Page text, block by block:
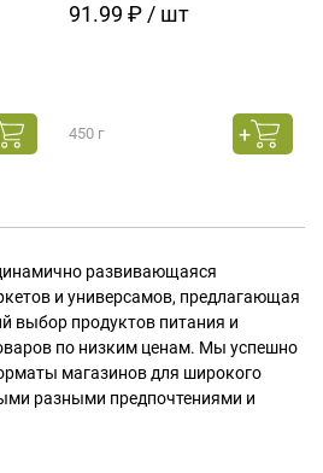
91.99 ₽ / шт
450 г
развивающаяся
и универсамов, предлагающая
выбор продуктов питания и
по низким ценам. Мы успешно
магазинов для широкого
разными предпочтениями и